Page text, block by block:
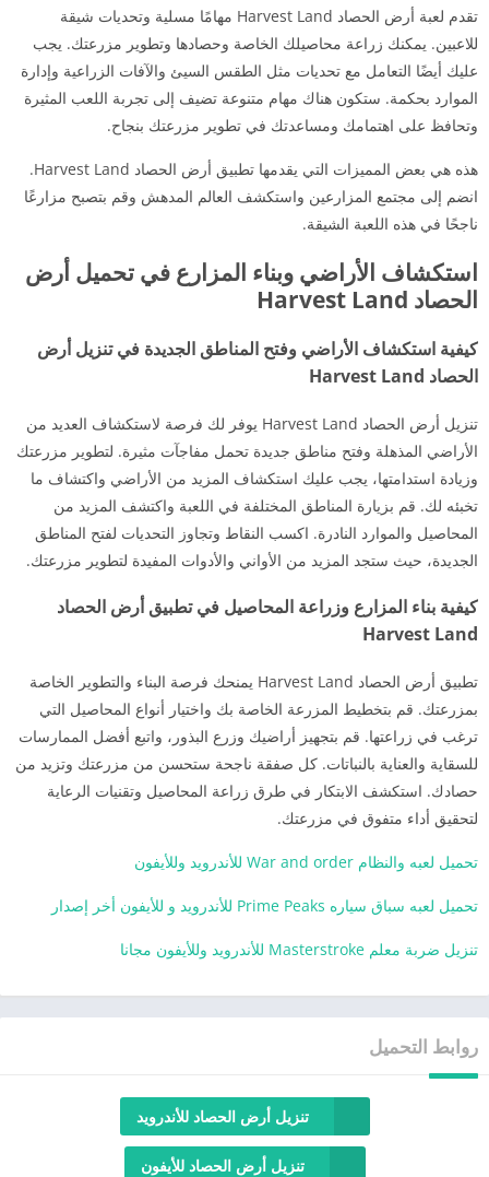
تقدم لعبة أرض الحصاد Harvest Land مهامًا مسلية وتحديات شيقة
للاعبين. يمكنك زراعة محاصيلك الخاصة وحصادها وتطوير مزرعتك. يجب
عليك أيضًا التعامل مع تحديات مثل الطقس السيئ والآفات الزراعية وإدارة
الموارد بحكمة. ستكون هناك مهام متنوعة تضيف إلى تجربة اللعب المثيرة
وتحافظ على اهتمامك ومساعدتك في تطوير مزرعتك بنجاح.
هذه هي بعض المميزات التي يقدمها تطبيق أرض الحصاد Harvest Land.
انضم إلى مجتمع المزارعين واستكشف العالم المدهش وقم بتصبح مزارعًا
ناجحًا في هذه اللعبة الشيقة.
استكشاف الأراضي وبناء المزارع في تحميل أرض
الحصاد Harvest Land
كيفية استكشاف الأراضي وفتح المناطق الجديدة في تنزيل أرض
الحصاد Harvest Land
تنزيل أرض الحصاد Harvest Land يوفر لك فرصة لاستكشاف العديد من
الأراضي المذهلة وفتح مناطق جديدة تحمل مفاجآت مثيرة. لتطوير مزرعتك
وزيادة استدامتها، يجب عليك استكشاف المزيد من الأراضي واكتشاف ما
تخبئه لك. قم بزيارة المناطق المختلفة في اللعبة واكتشف المزيد من
المحاصيل والموارد النادرة. اكسب النقاط وتجاوز التحديات لفتح المناطق
الجديدة، حيث ستجد المزيد من الأواني والأدوات المفيدة لتطوير مزرعتك.
كيفية بناء المزارع وزراعة المحاصيل في تطبيق أرض الحصاد
Harvest Land
تطبيق أرض الحصاد Harvest Land يمنحك فرصة البناء والتطوير الخاصة
بمزرعتك. قم بتخطيط المزرعة الخاصة بك واختيار أنواع المحاصيل التي
ترغب في زراعتها. قم بتجهيز أراضيك وزرع البذور، واتبع أفضل الممارسات
للسقاية والعناية بالنباتات. كل صفقة ناجحة ستحسن من مزرعتك وتزيد من
حصادك. استكشف الابتكار في طرق زراعة المحاصيل وتقنيات الرعاية
لتحقيق أداء متفوق في مزرعتك.
تحميل لعبه والنظام War and order للأندرويد وللأيفون
تحميل لعبه سباق سياره Prime Peaks للأندرويد و للأيفون أخر إصدار
تنزيل ضربة معلم Masterstroke للأندرويد وللأيفون مجانا
روابط التحميل
تنزيل أرض الحصاد للأندرويد
تنزيل أرض الحصاد للأيفون